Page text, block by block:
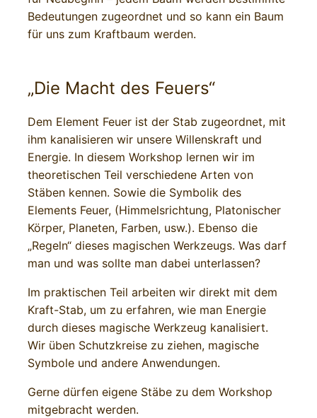
Bedeutungen zugeordnet und so kann ein Baum
für uns zum Kraftbaum werden.
„Die Macht des Feuers“
Dem Element Feuer ist der Stab zugeordnet, mit
ihm kanalisieren wir unsere Willenskraft und
Energie. In diesem Workshop lernen wir im
theoretischen Teil verschiedene Arten von
Stäben kennen. Sowie die Symbolik des
Elements Feuer, (Himmelsrichtung, Platonischer
Körper, Planeten, Farben, usw.). Ebenso die
„Regeln“ dieses magischen Werkzeugs. Was darf
man und was sollte man dabei unterlassen?
Im praktischen Teil arbeiten wir direkt mit dem
Kraft-Stab, um zu erfahren, wie man Energie
durch dieses magische Werkzeug kanalisiert.
Wir üben Schutzkreise zu ziehen, magische
Symbole und andere Anwendungen.
Gerne dürfen eigene Stäbe zu dem Workshop
mitgebracht werden.